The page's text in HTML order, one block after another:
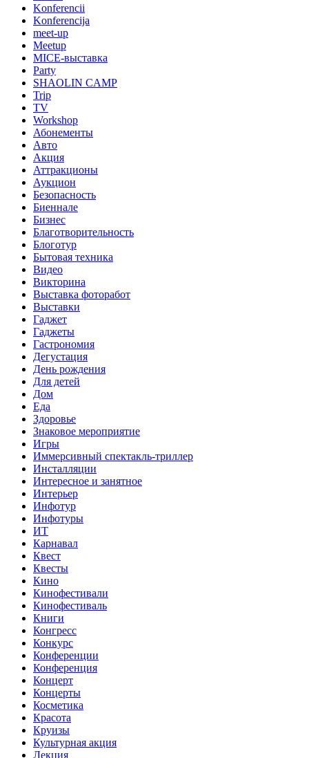
Konferencii
Konferencija
meet-up
Meetup
MICE-выставка
Party
SHAOLIN CAMP
Trip
TV
Workshop
Абонементы
Авто
Акция
Аттракционы
Аукцион
Безопасность
Биеннале
Бизнес
Благотворительность
Блоготур
Бытовая техника
Видео
Викторина
Выставка фоторабот
Выставки
Гаджет
Гаджеты
Гастрономия
Дегустация
День рождения
Для детей
Дом
Еда
Здоровье
Знаковое мероприятие
Игры
Иммерсивный спектакль-триллер
Инсталляции
Интересное и занятное
Интерьер
Инфотур
Инфотуры
ИТ
Карнавал
Квест
Квесты
Кино
Кинофестивали
Кинофестиваль
Книги
Конгресс
Конкурс
Конференции
Конференция
Концерт
Концерты
Косметика
Красота
Круизы
Культурная акция
Лекция